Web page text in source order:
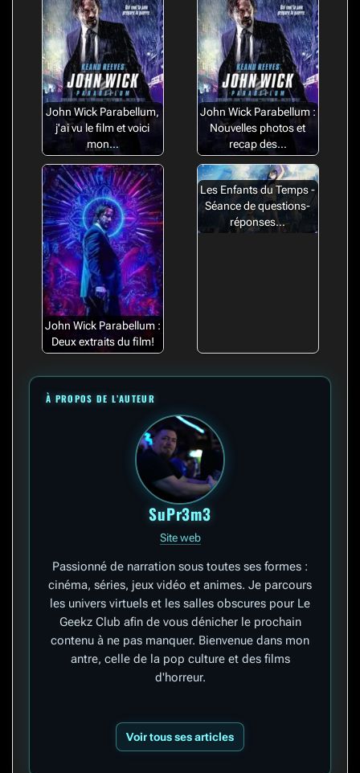
John Wick Parabellum,
j'ai vu le film et voici
mon…
John Wick Parabellum :
Nouvelles photos et
recap des…
John Wick Parabellum :
Deux extraits du film!
Les Enfants du Temps -
Séance de questions-
réponses…
À PROPOS DE L’AUTEUR
SuPr3m3
Site web
Passionné de narration sous toutes ses formes :
cinéma, séries, jeux vidéo et animes. Je parcours
les univers virtuels et les salles obscures pour Le
Geekz Club afin de vous dénicher le prochain
contenu à ne pas manquer. Bienvenue dans mon
antre, celle de la pop culture et des films
d'horreur.
Voir tous ses articles